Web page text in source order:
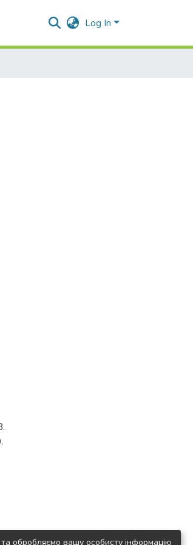
Log In
обробляємо вашу особисту інформацію